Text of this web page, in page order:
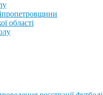
області